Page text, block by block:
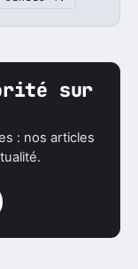
sur
: nos articles